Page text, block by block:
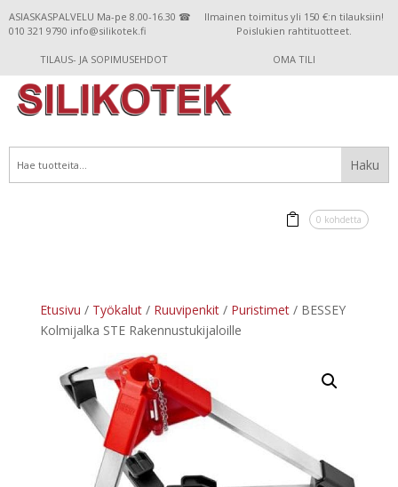
ASIASKASPALVELU Ma-pe 8.00-16.30 ☎
010 321 9790 info@silikotek.fi
Ilmainen toimitus yli 150 €:n tilauksiin!
Poislukien rahtituotteet.
TILAUS- JA SOPIMUSEHDOT OMA TILI
0 kohdetta
Etusivu / Työkalut/ Ruuvipenkit/ Puristimet/ BESSEY
Kolmijalka STE Rakennustukijaloille